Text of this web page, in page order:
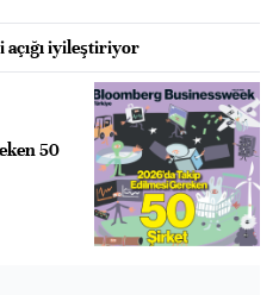
açığı iyileştiriyor
50